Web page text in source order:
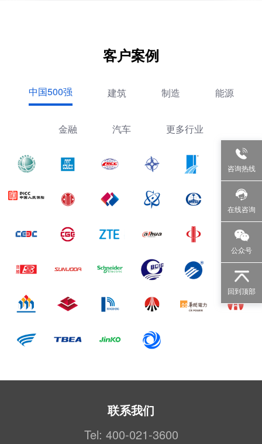
客户案例
中国500强 建筑 制造 能源
金融 汽车 更多行业
联系我们
Tel: 400-021-3600
咨询热线
在线咨询
公众号
回到顶部